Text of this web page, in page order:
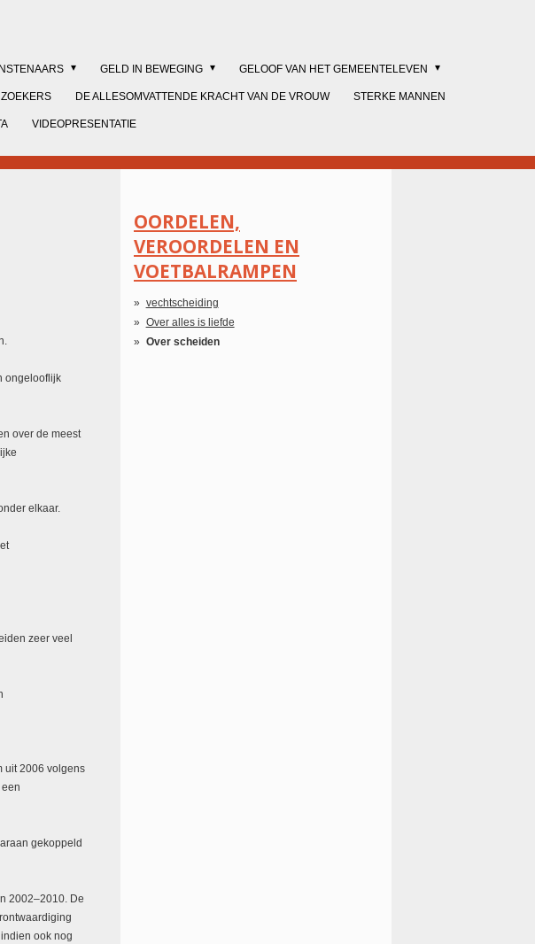
GELD IN BEWEGING GELOOF VAN HET GEMEENTELEVEN
DE ALLESOMVATTENDE KRACHT VAN DE VROUW STERKE MANNEN
VIDEOPRESENTATIE
ongelooflijk
over de meest
elkaar.
zeer veel
uit 2006 volgens
gekoppeld
2002–2010. De
ook nog
OORDELEN,
VEROORDELEN EN
VOETBALRAMPEN
vechtscheiding
Over alles is liefde
Over scheiden